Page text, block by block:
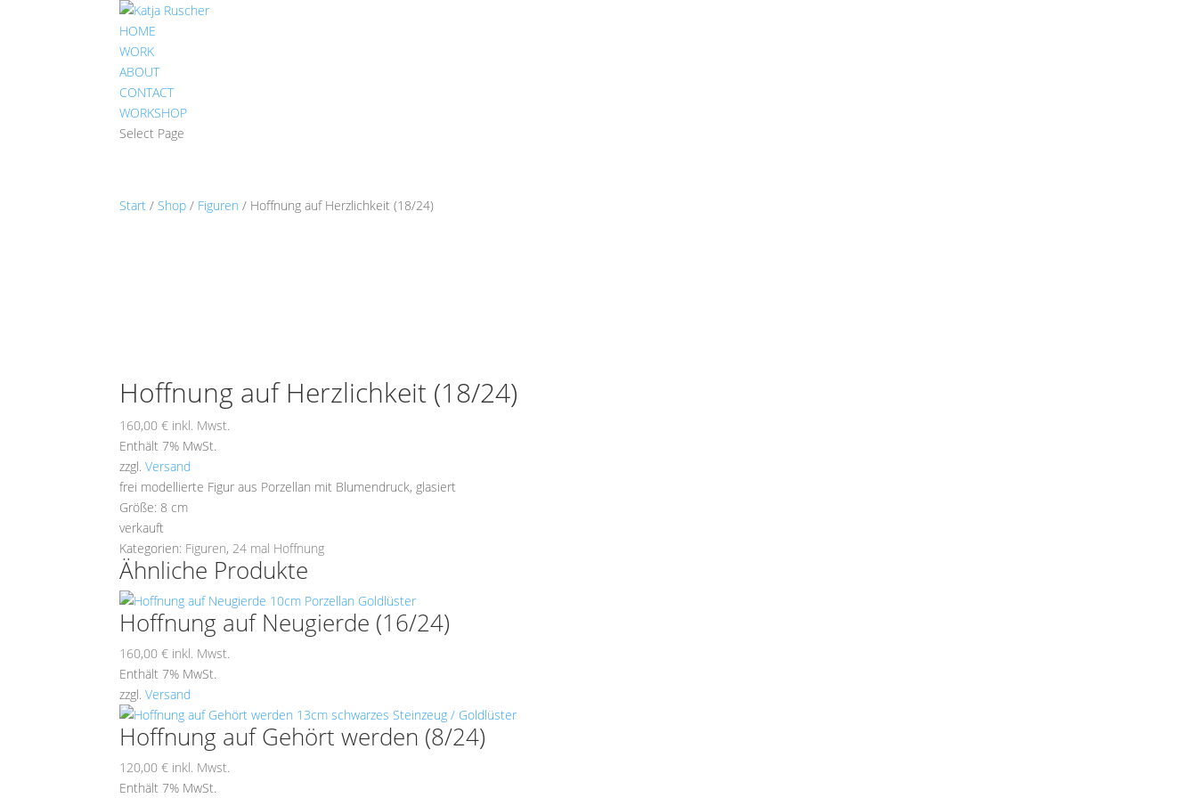
HOME
WORK
ABOUT
CONTACT
WORKSHOP
Select Page
Start /Shop / Figuren / Hoffnung auf Herzlichkeit (18/24)
Hoffnung auf Herzlichkeit (18/24)
160,00€ inkl. Mwst.
Enthält 7% MwSt.
zzgl.Versand
frei modellierte Figur aus Porzellan mit Blumendruck, glasiert
Größe: 8 cm
verkauft
Kategorien: Figuren, 24 mal Hoffnung
Ähnliche Produkte
Hoffnung auf Neugierde (16/24)
160,00€ inkl. Mwst.
Enthält 7% MwSt.
zzgl.Versand
Hoffnung auf Gehört werden (8/24)
120,00€ inkl. Mwst.
Enthält 7% MwSt.